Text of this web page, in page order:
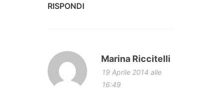
RISPONDI
Marina Riccitelli
19 Aprile 2014 alle
16:49